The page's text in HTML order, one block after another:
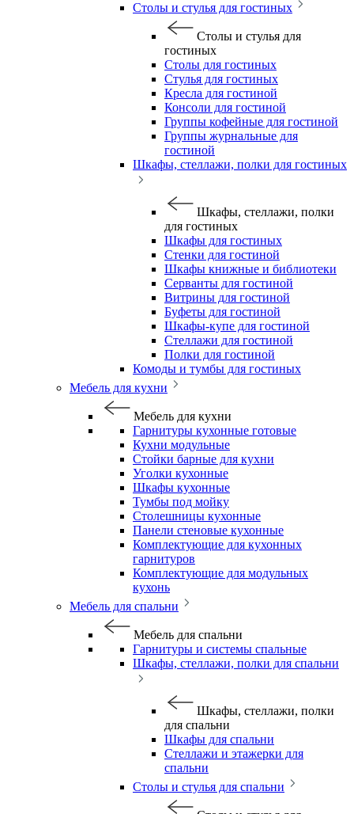
Столы и стулья для гостиных
Столы и стулья для
гостиных
Столы для гостиных
Стулья для гостиных
Кресла для гостиной
Консоли для гостиной
Группы кофейные для гостиной
Группы журнальные для
гостиной
Шкафы, стеллажи, полки для гостиных
Шкафы, стеллажи, полки
для гостиных
Шкафы для гостиных
Стенки для гостиной
Шкафы книжные и библиотеки
Серванты для гостиной
Витрины для гостиной
Буфеты для гостиной
Шкафы-купе для гостиной
Стеллажи для гостиной
Полки для гостиной
Комоды и тумбы для гостиных
Мебель для кухни
Мебель для кухни
Гарнитуры кухонные готовые
Кухни модульные
Стойки барные для кухни
Уголки кухонные
Шкафы кухонные
Тумбы под мойку
Столешницы кухонные
Панели стеновые кухонные
Комплектующие для кухонных
гарнитуров
Комплектующие для модульных
кухонь
Мебель для спальни
Мебель для спальни
Гарнитуры и системы спальные
Шкафы, стеллажи, полки для спальни
Шкафы, стеллажи, полки
для спальни
Шкафы для спальни
Стеллажи и этажерки для
спальни
Столы и стулья для спальни